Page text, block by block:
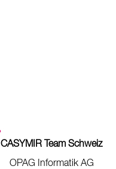
CASYMIR Team Schweiz
OPAG Informatik AG